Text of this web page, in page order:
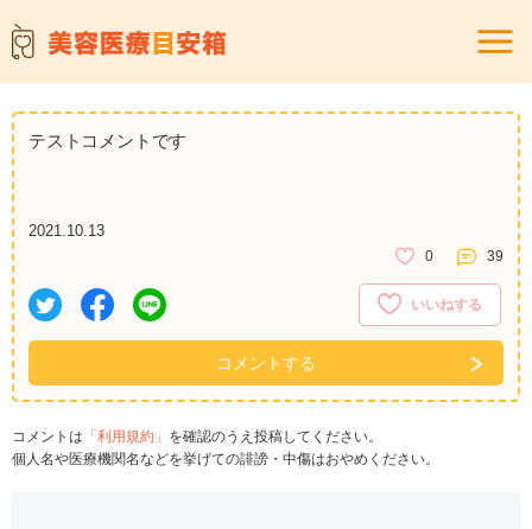
テストコメントです
2021.10.13
0 39
いいねする
コメントする
コメントは 「利用規約」 を確認のうえ投稿してください。
個人名や医療機関名などを挙げての誹謗・中傷はおやめください。